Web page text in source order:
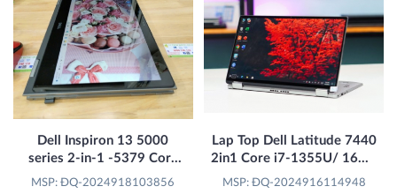
Dell Inspiron 13 5000
series 2-in-1 -5379 Core
i7-8650U/ RAM 8GB/ SSD
MSP: ĐQ-2024918103856
Lap Top Dell Latitude 7440
2in1 Core i7-1355U/ 16GB
RAM/ 256GB SSD/ Intel Iris
MSP: ĐQ-2024916114948